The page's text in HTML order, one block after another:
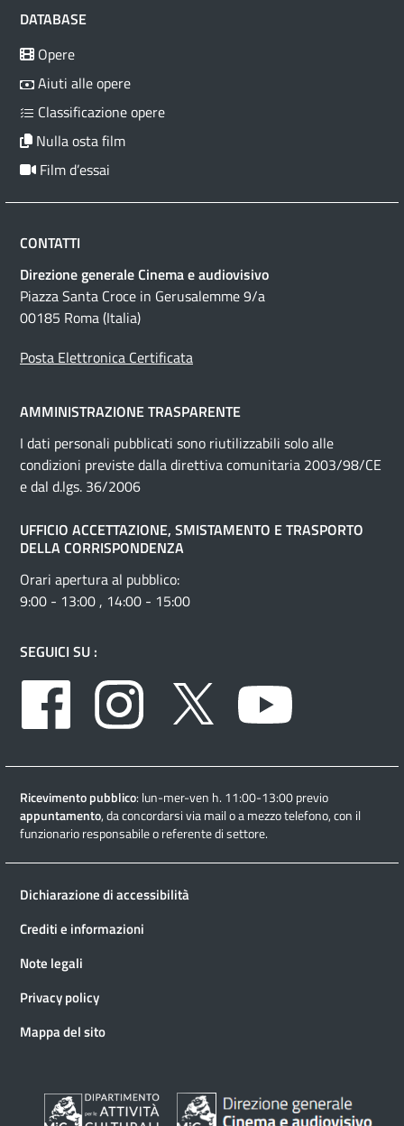
DATABASE
Opere
Aiuti alle opere
Classificazione opere
Nulla osta film
Film d’essai
CONTATTI
Direzione generale Cinema e audiovisivo
Piazza Santa Croce in Gerusalemme 9/a
00185 Roma (Italia)
Posta Elettronica Certificata
AMMINISTRAZIONE TRASPARENTE
I dati personali pubblicati sono riutilizzabili solo alle
condizioni previste dalla direttiva comunitaria 2003/98/CE
e dal d.lgs. 36/2006
UFFICIO ACCETTAZIONE, SMISTAMENTO E TRASPORTO
DELLA CORRISPONDENZA
Orari apertura al pubblico:
9:00 - 13:00 , 14:00 - 15:00
SEGUICI SU :
Facebook
Instagram Twitter
Ricevimento pubblico: lun-mer-ven h. 11:00-13:00 previo
appuntamento, da concordarsi via mail o a mezzo telefono, con il
funzionario responsabile o referente di settore.
Dichiarazione di accessibilità
Crediti e informazioni
Note legali
Privacy policy
Mappa del sito